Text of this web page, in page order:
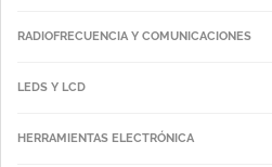
RADIOFRECUENCIA Y COMUNICACIONES
LEDS Y LCD
HERRAMIENTAS ELECTRÓNICA